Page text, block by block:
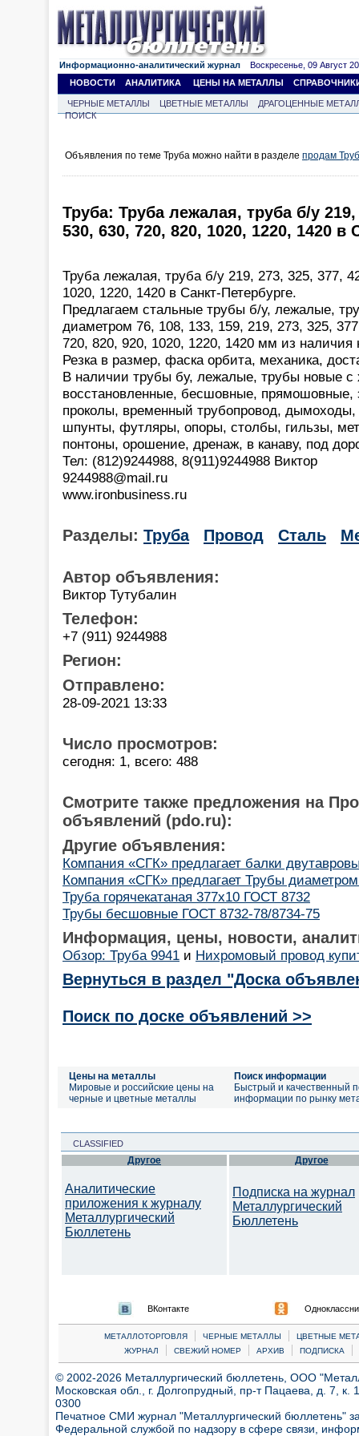
Информационно-аналитический журнал Воскресенье, 09 Август
НОВОСТИ
АНАЛИТИКА ЦЕНЫ НА МЕТАЛЛЫ
ЧЕРНЫЕ МЕТАЛЛЫ ЦВЕТНЫЕ МЕТАЛЛЫ
ДРАГОЦЕННЫЕ
ПОИСК
Объявления по теме Труба можно найти в разделе продам
Труба: Труба лежалая, труба б/у
530, 630, 720, 820, 1020, 1220, 1420 в
Труба лежалая, труба б/у 219, 273, 325, 377,
1020, 1220, 1420 в Санкт-Петербурге.
Предлагаем стальные трубы б/у, лежалые,
диаметром 76, 108, 133, 159, 219, 273, 325,
720, 820, 920, 1020, 1220, 1420 мм из наличия
Резка в размер, фаска орбита, механика,
В наличии трубы бу, лежалые, трубы новые с
восстановленные, бесшовные, прямошовные,
проколы, временный трубопровод, дымоходы,
шпунты, футляры, опоры, столбы, гильзы,
понтоны, орошение, дренаж, в канаву, под
Тел: (812)9244988, 8(911)9244988 Виктор
9244988@mail.ru
www.ironbusiness.ru
Разделы: Труба Провод Сталь
Автор объявления:
Виктор Тутубалин
Телефон:
+7 (911) 9244988
Регион:
Отправлено:
28-09-2021 13:33
Число просмотров:
сегодня: 1, всего: 488
Смотрите также предложения на
объявлений (pdo.ru):
Другие объявления:
Компания «СГК» предлагает балки
Компания «СГК» предлагает Трубы
Труба горячекатаная 377х10 ГОСТ 8732
Трубы бесшовные ГОСТ 8732-78/8734-75
Информация, цены, новости,
Обзор: Труба 9941 и Нихромовый провод
Вернуться в раздел "Доска
Поиск по доске объявлений >>
Цены на металлы
Мировые и российские цены на
черные и цветные металлы
Поиск информации
Быстрый и качественный
информации по рынку
CLASSIFIED
Другое
Аналитические
приложения к журналу
Металлургический
Бюллетень
Другое
Подписка на журнал
Металлургический
Бюллетень
ВКонтакте
МЕТАЛЛОТОРГОВЛЯ | ЧЕРНЫЕ МЕТАЛЛЫ |
ЦВЕТНЫЕ
ЖУРНАЛ
| СВЕЖИЙ НОМЕР | АРХИВ | ПОДПИСКА |
© 2002-2026 Металлургический бюллетень, ООО
Московская обл., г. Долгопрудный, пр-т Пацаева, д. 7,
0300
Печатное СМИ журнал "Металлургический бюллетень"
Федеральной службой по надзору в сфере связи,